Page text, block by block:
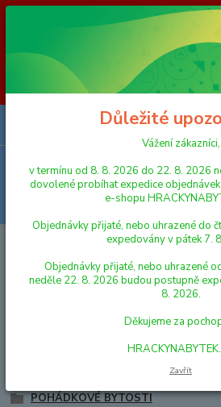
Vážení zákazníci, v termínu od 8. 8.
důvodu čerpání dovolené probíhat expedice
provoz e-shopu
uhrazené do čtvrtka 6. 8. 2026 budou
Objednávky přijaté, nebo uhrazené od
2026 budou postupně expedovány od
pochopení
KOSTÝMY A PÁRTY PRO DĚTI
KOSTÝMY A
POHÁDKOVÉ BYTOSTI
Důležité
Vážení zákazníci,
v termínu od 8. 8. 2026 do 22. 8. 2026
dovolené probíhat expedice
e-shopu
Objednávky přijaté, nebo uhrazené do
expedovány v pátek 7.
Objednávky přijaté, nebo uhrazené
neděle 22. 8. 2026 budou postupně
8. 2026.
Děkujeme za
Zavřít